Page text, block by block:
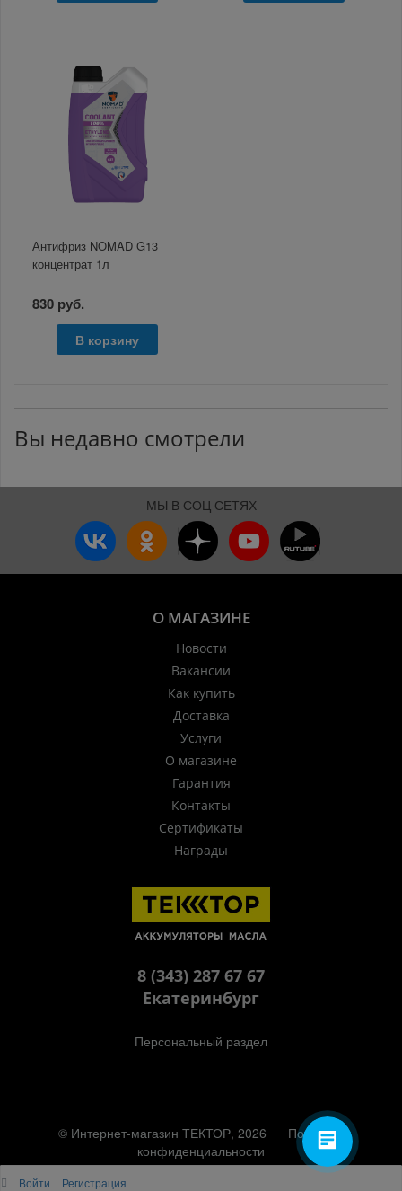
Антифриз NOMAD G13
концентрат 1л
830 руб.
В корзину
Вы недавно смотрели
МЫ В СОЦ СЕТЯХ
О МАГАЗИНЕ
Новости
Вакансии
Как купить
Доставка
Услуги
О магазине
Гарантия
Контакты
Сертификаты
Награды
8 (343) 287 67 67
Екатеринбург
Персональный раздел
© Интернет-магазин ТЕКТОР, 2026
Политика
конфиденциальности
Наверх
Войти Регистрация